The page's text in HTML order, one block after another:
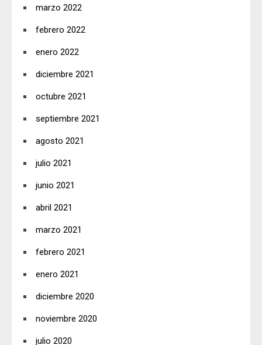
marzo 2022
febrero 2022
enero 2022
diciembre 2021
octubre 2021
septiembre 2021
agosto 2021
julio 2021
junio 2021
abril 2021
marzo 2021
febrero 2021
enero 2021
diciembre 2020
noviembre 2020
julio 2020